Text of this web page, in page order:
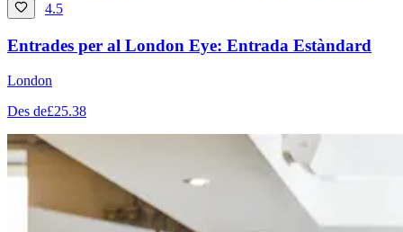
4.5
Entrades per al London Eye: Entrada Estàndard
London
Des de£25.38